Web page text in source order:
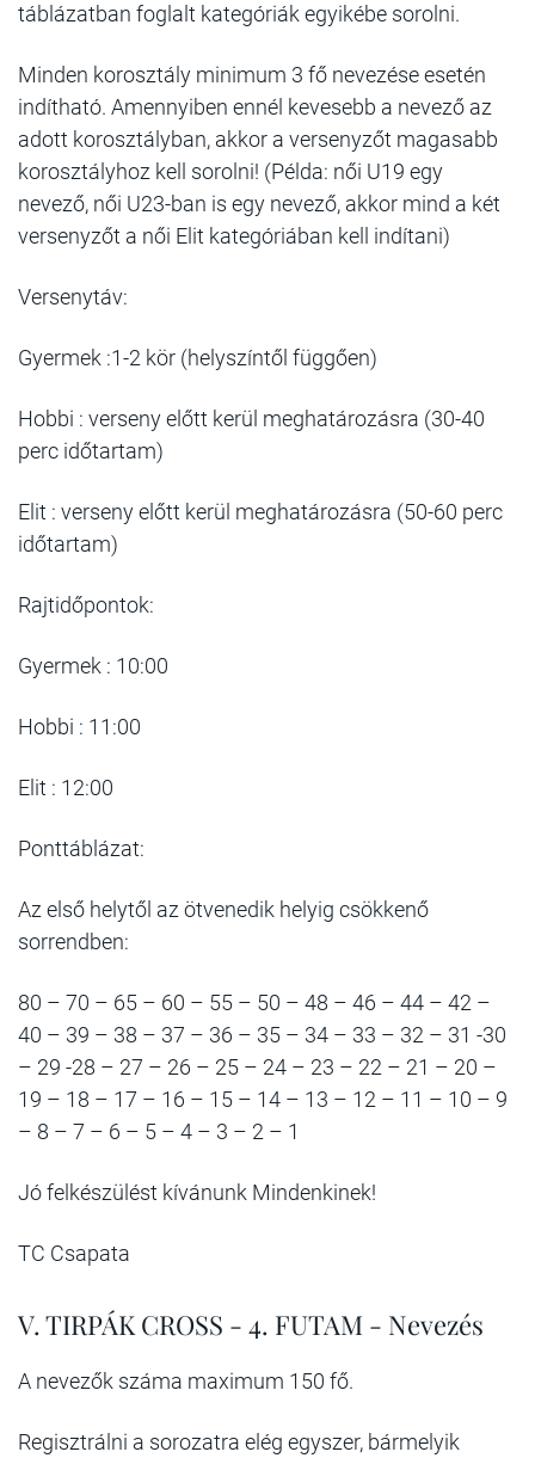
táblázatban foglalt kategóriák egyikébe sorolni.
Minden korosztály minimum 3 fő nevezése esetén
indítható. Amennyiben ennél kevesebb a nevező az
adott korosztályban, akkor a versenyzőt magasabb
korosztályhoz kell sorolni! (Példa: női U19 egy
nevező, női U23-ban is egy nevező, akkor mind a két
versenyzőt a női Elit kategóriában kell indítani)
Versenytáv:
Gyermek :1-2 kör (helyszíntől függően)
Hobbi : verseny előtt kerül meghatározásra (30-40
perc időtartam)
Elit : verseny előtt kerül meghatározásra (50-60 perc
időtartam)
Rajtidőpontok:
Gyermek : 10:00
Hobbi : 11:00
Elit : 12:00
Ponttáblázat:
Az első helytől az ötvenedik helyig csökkenő
sorrendben:
80 – 70 – 65 – 60 – 55 – 50 – 48 – 46 – 44 – 42 –
40 – 39 – 38 – 37 – 36 – 35 – 34 – 33 – 32 – 31 -30
– 29 -28 – 27 – 26 – 25 – 24 – 23 – 22 – 21 – 20 –
19 – 18 – 17 – 16 – 15 – 14 – 13 – 12 – 11 – 10 – 9
– 8 – 7 – 6 – 5 – 4 – 3 – 2 – 1
Jó felkészülést kívánunk Mindenkinek!
TC Csapata
V. TIRPÁK CROSS - 4. FUTAM - Nevezés
A nevezők száma maximum 150 fő.
Regisztrálni a sorozatra elég egyszer, bármelyik